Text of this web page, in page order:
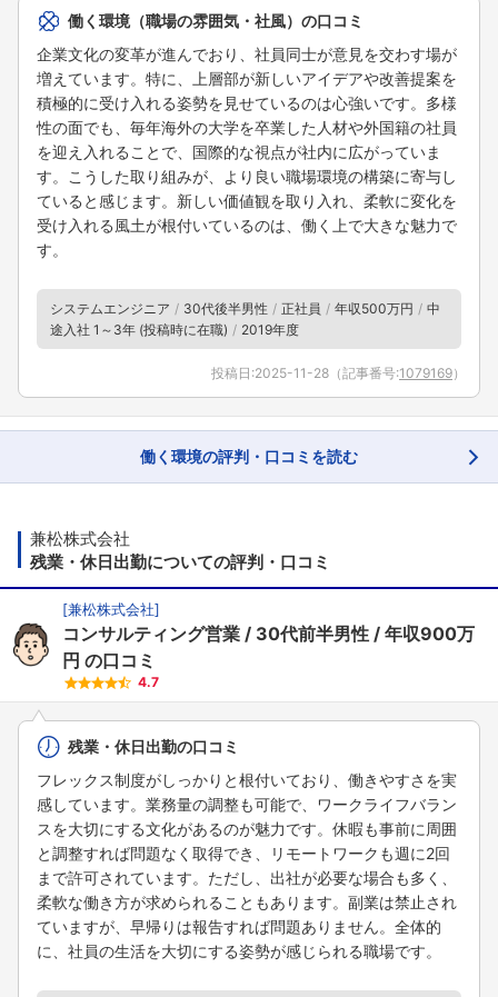
働く環境（職場の雰囲気・社風）の口コミ
企業文化の変革が進んでおり、社員同士が意見を交わす場が
増えています。特に、上層部が新しいアイデアや改善提案を
積極的に受け入れる姿勢を見せているのは心強いです。多様
性の面でも、毎年海外の大学を卒業した人材や外国籍の社員
を迎え入れることで、国際的な視点が社内に広がっていま
す。こうした取り組みが、より良い職場環境の構築に寄与し
ていると感じます。新しい価値観を取り入れ、柔軟に変化を
受け入れる風土が根付いているのは、働く上で大きな魅力で
す。
システムエンジニア 30代後半男性 正社員 年収500万円
中
途入社 1～3年 (投稿時に在職)
2019年度
投稿日:2025-11-28 （記事番号:1079169）
働く環境の評判・口コミを読む
兼松株式会社
残業・休日出勤についての評判・口コミ
[兼松株式会社]
コンサルティング営業 30代前半男性
年収900万
円 の口コミ
4.7
残業・休日出勤の口コミ
フレックス制度がしっかりと根付いており、働きやすさを実
感しています。業務量の調整も可能で、ワークライフバラン
スを大切にする文化があるのが魅力です。休暇も事前に周囲
と調整すれば問題なく取得でき、リモートワークも週に2回
まで許可されています。ただし、出社が必要な場合も多く、
柔軟な働き方が求められることもあります。副業は禁止され
ていますが、早帰りは報告すれば問題ありません。全体的
に、社員の生活を大切にする姿勢が感じられる職場です。